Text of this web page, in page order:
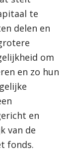
te
delen en
om
en zo hun
en
van de
fonds.